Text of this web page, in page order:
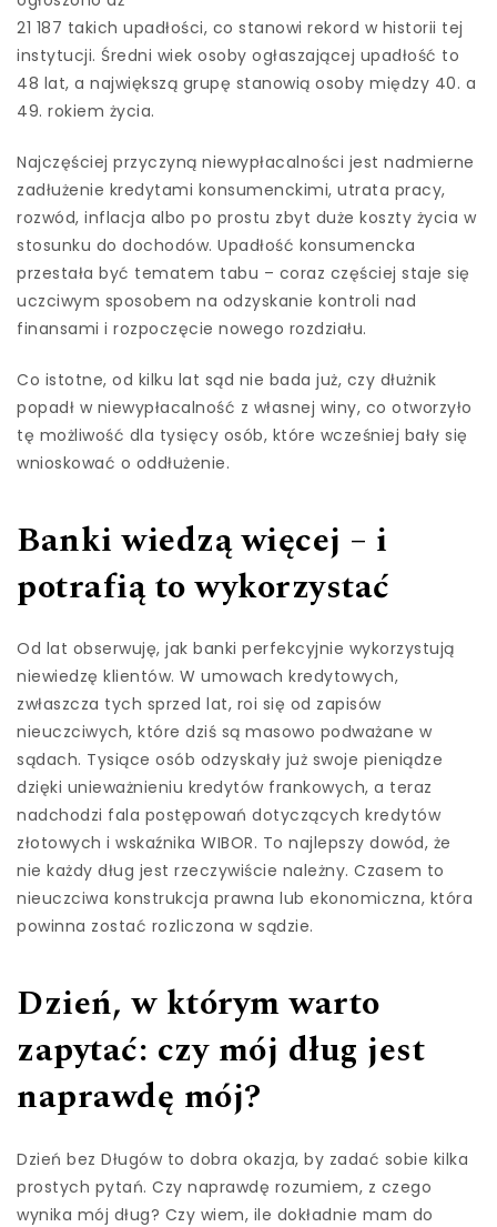
21 187 takich upadłości, co stanowi rekord w historii tej
instytucji. Średni wiek osoby ogłaszającej upadłość to
48 lat, a największą grupę stanowią osoby między 40. a
49. rokiem życia.
Najczęściej przyczyną niewypłacalności jest nadmierne
zadłużenie kredytami konsumenckimi, utrata pracy,
rozwód, inflacja albo po prostu zbyt duże koszty życia w
stosunku do dochodów. Upadłość konsumencka
przestała być tematem tabu – coraz częściej staje się
uczciwym sposobem na odzyskanie kontroli nad
finansami i rozpoczęcie nowego rozdziału.
Co istotne, od kilku lat sąd nie bada już, czy dłużnik
popadł w niewypłacalność z własnej winy, co otworzyło
tę możliwość dla tysięcy osób, które wcześniej bały się
wnioskować o oddłużenie.
Banki wiedzą więcej – i
potrafią to wykorzystać
Od lat obserwuję, jak banki perfekcyjnie wykorzystują
niewiedzę klientów. W umowach kredytowych,
zwłaszcza tych sprzed lat, roi się od zapisów
nieuczciwych, które dziś są masowo podważane w
sądach. Tysiące osób odzyskały już swoje pieniądze
dzięki unieważnieniu kredytów frankowych, a teraz
nadchodzi fala postępowań dotyczących kredytów
złotowych i wskaźnika WIBOR. To najlepszy dowód, że
nie każdy dług jest rzeczywiście należny. Czasem to
nieuczciwa konstrukcja prawna lub ekonomiczna, która
powinna zostać rozliczona w sądzie.
Dzień, w którym warto
zapytać: czy mój dług jest
naprawdę mój?
Dzień bez Długów to dobra okazja, by zadać sobie kilka
prostych pytań. Czy naprawdę rozumiem, z czego
wynika mój dług? Czy wiem, ile dokładnie mam do